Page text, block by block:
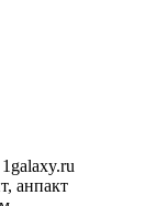
анпакт